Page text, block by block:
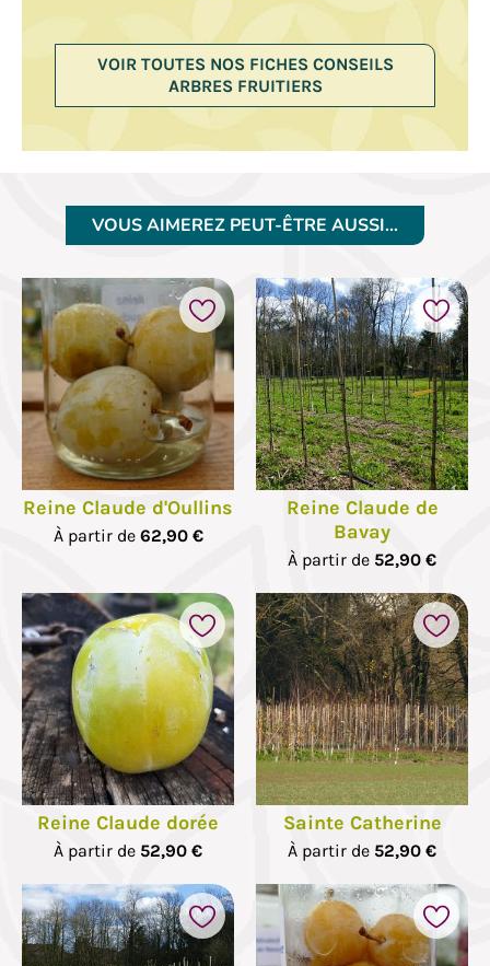
VOIR TOUTES NOS FICHES CONSEILS
ARBRES FRUITIERS
VOUS AIMEREZ PEUT-ÊTRE AUSSI…
Reine Claude d'Oullins
À partir de 62,90 €
Reine Claude de
Bavay
À partir de 52,90 €
Reine Claude dorée
À partir de 52,90 €
Sainte Catherine
À partir de 52,90 €